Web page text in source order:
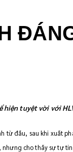
hiện tuyệt vời với
từ đầu, sau khi xuất
nhưng cho thấy sự tự